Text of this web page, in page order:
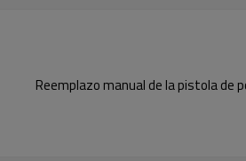
Reemplazo manual de la pistola de